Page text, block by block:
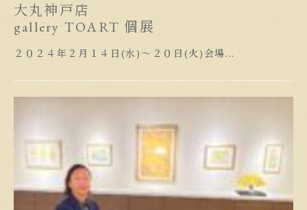
大丸神戸店
gallery TOART 個展
２０２４年２月１４日(水)～２０日(火)会場...